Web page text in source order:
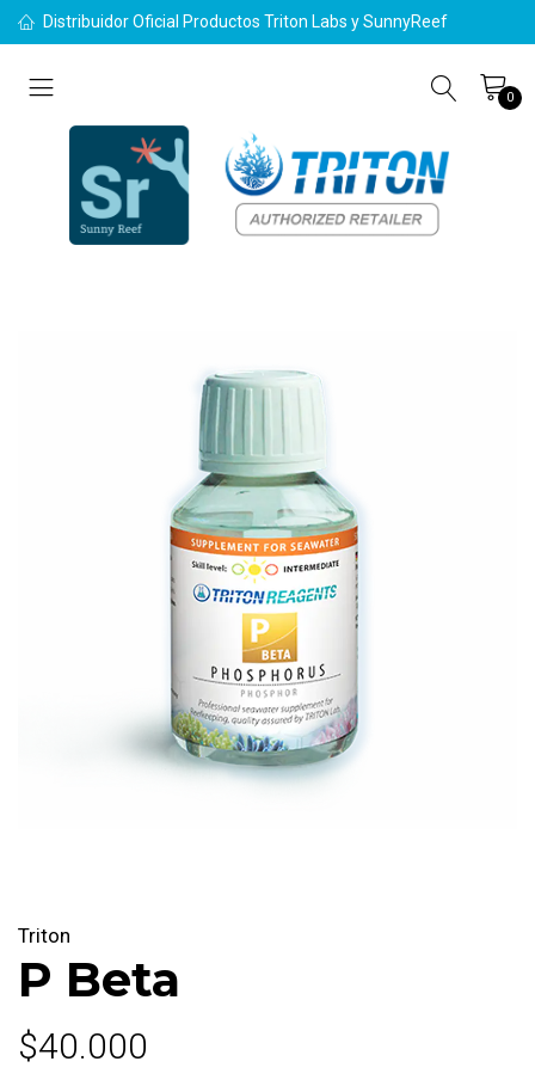
Distribuidor Oficial Productos Triton Labs y SunnyReef
0
Triton
P Beta
$40.000